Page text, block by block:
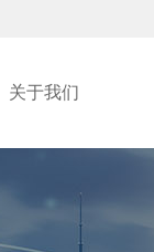
关于我们